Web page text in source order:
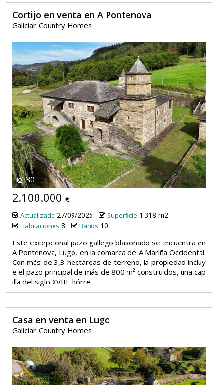
Cortijo en venta en A Pontenova
Galician Country Homes
30
2.100.000 €
Actualizado 27/09/2025 Superficie 1.318 m2
Habitaciones 8 Baños 10
Este excepcional pazo gallego blasonado se encuentra en
A Pontenova, Lugo, en la comarca de A Mariña Occidental.
Con más de 3,3 hectáreas de terreno, la propiedad incluy
e el pazo principal de más de 800 m² construidos, una cap
illa del siglo XVIII, hórre...
Casa en venta en Lugo
Galician Country Homes